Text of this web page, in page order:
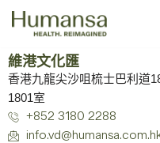
to
content
維港文化匯
香港九龍尖沙咀梳士巴利道
1801室
+852 3180 2288